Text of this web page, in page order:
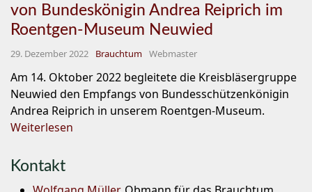
von Bundeskönigin Andrea Reiprich im
Roentgen-Museum Neuwied
29. Dezember 2022 Brauchtum Webmaster
Am 14. Oktober 2022 begleitete die Kreisbläsergruppe
Neuwied den Empfangs von Bundesschützenkönigin
Andrea Reiprich in unserem Roentgen-Museum.
Weiterlesen
Kontakt